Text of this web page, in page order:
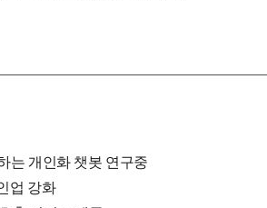
는 개인화 챗봇 연구중
업 강화